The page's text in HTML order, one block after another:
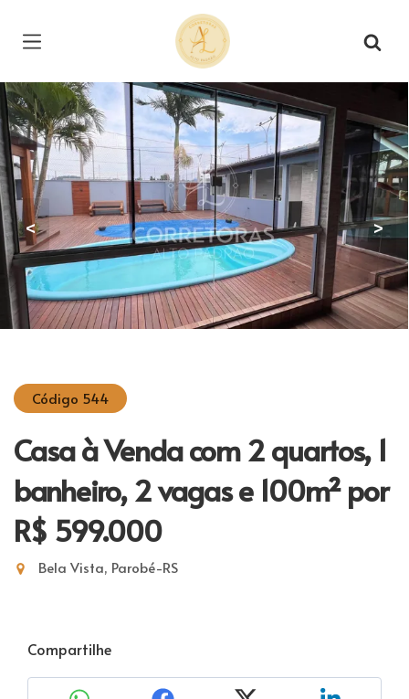
Página inicial
< >
Código 544
Casa à Venda com 2 quartos, 1
banheiro, 2 vagas e 100m²por
R$ 599.000
Bela Vista, Parobé-RS
Compartilhe